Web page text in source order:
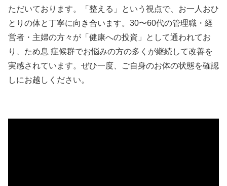
ただいております。「整える」という視点で、お一人おひ
とりの体と丁寧に向き合います。30〜60代の管理職・経
営者・主婦の方々が「健康への投資」として通われてお
り、ため息 症候群でお悩みの方の多くが継続して改善を
実感されています。ぜひ一度、ご自身のお体の状態を確認
しにお越しください。